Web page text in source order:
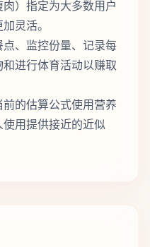
）指定为大多数用户
灵活。
、监控份量、记录每
进行体育活动以赚取
的估算公式使用营养
用提供接近的近似